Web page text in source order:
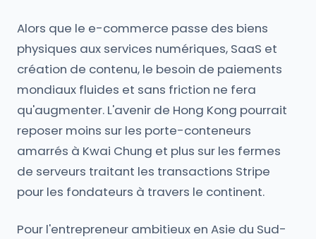
Alors que le e-commerce passe des biens
physiques aux services numériques, SaaS et
création de contenu, le besoin de paiements
mondiaux fluides et sans friction ne fera
qu'augmenter. L'avenir de Hong Kong pourrait
reposer moins sur les porte-conteneurs
amarrés à Kwai Chung et plus sur les fermes
de serveurs traitant les transactions Stripe
pour les fondateurs à travers le continent.
Pour l'entrepreneur ambitieux en Asie du Sud-